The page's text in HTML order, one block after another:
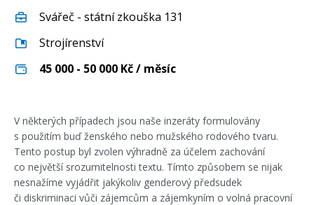
Svářeč - státní zkouška 131
Strojírenství
45 000 - 50 000 Kč / měsíc
V některých případech jsou naše inzeráty formulovány
s použitím buď ženského nebo mužského rodového tvaru.
Tento postup byl zvolen výhradně za účelem zachování
co největší srozumitelnosti textu. Tímto způsobem se nijak
nesnažíme vyjádřit jakýkoliv genderový předsudek
či diskriminaci vůči zájemcům a zájemkyním o volná pracovní